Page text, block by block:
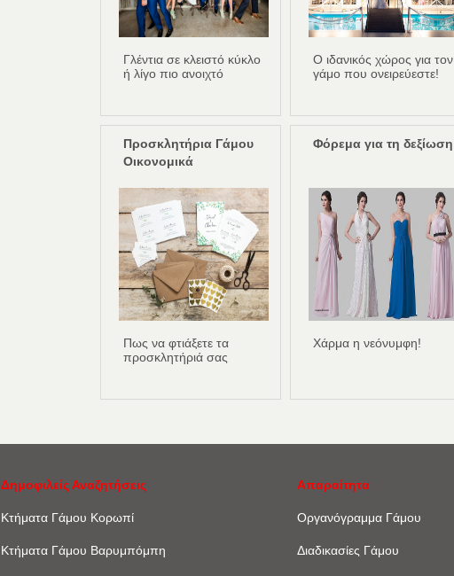
Γλέντια σε κλειστό κύκλο
ή λίγο πιο ανοιχτό
Ο ιδανικός χώρος για τον
γάμο που ονειρεύεστε!
Προσκλητήρια Γάμου
Οικονομικά
Πως να φτιάξετε τα
προσκλητήριά σας
Φόρεμα για τη δεξίωση
Χάρμα η νεόνυμφη!
Δημοφιλείς Αναζητήσεις
Κτήματα Γάμου Κορωπί
Κτήματα Γάμου Βαρυμπόμπη
Απαραίτητα
Οργανόγραμμα Γάμου
Διαδικασίες Γάμου